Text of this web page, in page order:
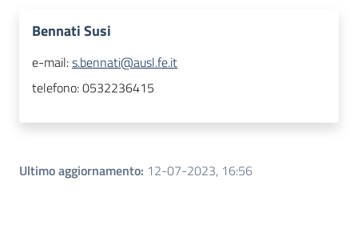
Bennati Susi
e-mail:s.bennati@ausl.fe.it
telefono:0532236415
Ultimo aggiornamento: 12-07-2023, 16:56